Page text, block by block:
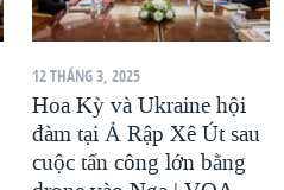
12 THÁNG 3, 2025
Hoa Kỳ và Ukraine hội
đàm tại Ả Rập Xê Út sau
cuộc tấn công lớn bằng